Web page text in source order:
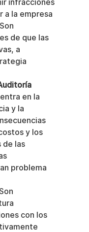
infracciones
a la empresa
de que las
a
en la
y la
y los
de las
problema
con los